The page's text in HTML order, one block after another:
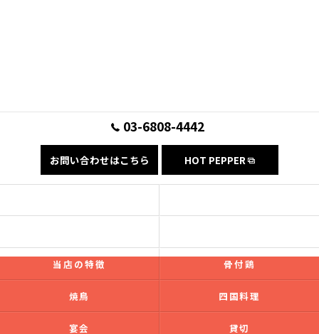
03-6808-4442
お問い合わせはこちら HOT PEPPER
当店の特徴 骨付鶏
焼鳥 四国料理
宴会 貸切